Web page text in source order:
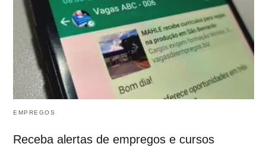
EMPREGOS
Receba alertas de empregos e cursos